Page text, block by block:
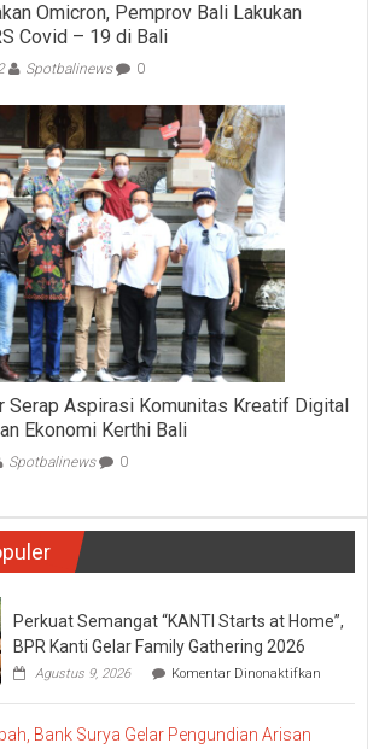
Omicron, Pemprov Bali Lakukan
Covid – 19 di Bali
Spotbalinews 0
Serap Aspirasi Komunitas Kreatif Digital
Ekonomi Kerthi Bali
Spotbalinews 0
Perkuat Semangat “KANTI Starts at Home”,
BPR Kanti Gelar Family Gathering 2026
Agustus 9, 2026 Komentar Dinonaktifkanpada